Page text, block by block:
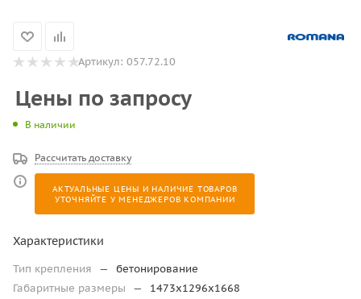
Артикул: 057.72.10
Цены по запросу
В наличии
Рассчитать доставку
АКТУАЛЬНЫЕ ЦЕНЫ И НАЛИЧИЕ ТОВАРОВ
УТОЧНЯЙТЕ У МЕНЕДЖЕРОВ КОМПАНИИ
Характеристики
Тип крепления —
бетонирование
Габаритные размеры
—
1473x1296x1668